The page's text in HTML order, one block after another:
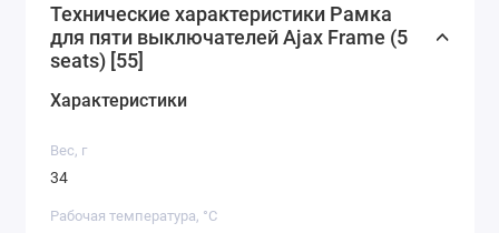
Технические характеристики Рамка
для пяти выключателей Ajax Frame (5
seats) [55]
Характеристики
Вес, г
34
Рабочая температура, °C